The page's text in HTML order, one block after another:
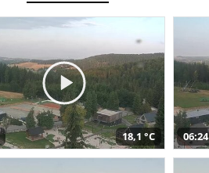
18,1 °C 06:24